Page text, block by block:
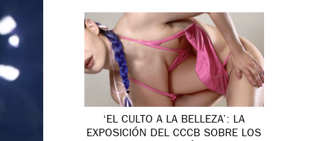
‘EL CULTO A LA BELLEZA’: LA
EXPOSICIÓN DEL CCCB SOBRE LOS